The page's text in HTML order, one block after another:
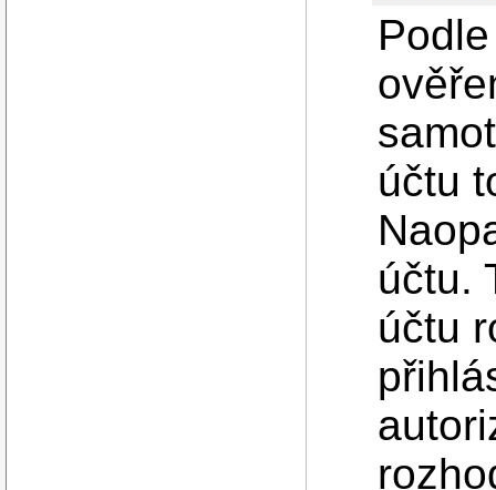
účtu
účtu.
účtu